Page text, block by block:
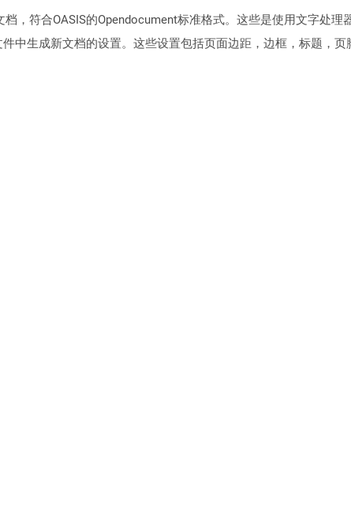
，符合OASIS的Opendocument标准格式。这些是使用文字处理
中生成新文档的设置。这些设置包括页面边距，边框，标题，